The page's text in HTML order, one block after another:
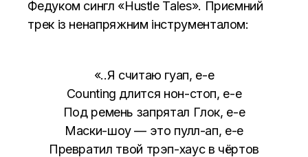
Федуком сингл «Hustle Tales». Приємний
трек із ненапряжним інструменталом:
«..Я считаю гуап, е-е
Counting длится нон-стоп, е-е
Под ремень запрятал Глок, е-е
Маски-шоу — это пулл-ап, е-е
Превратил твой трэп-хаус в чёртов